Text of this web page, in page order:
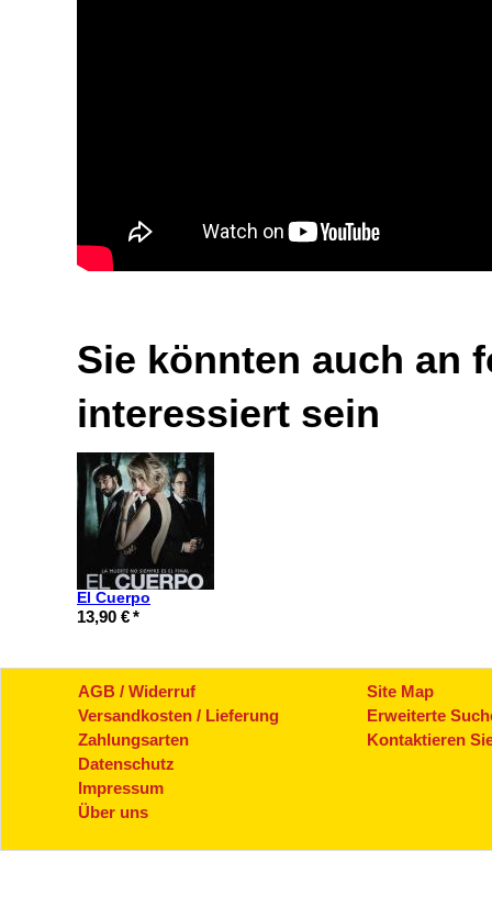
Sie könnten auch an
interessiert sein
El Cuerpo
13,90 €*
AGB / Widerruf
Versandkosten / Lieferung
Zahlungsarten
Datenschutz
Impressum
Über uns
Site Map
Erweiterte
Kontaktieren